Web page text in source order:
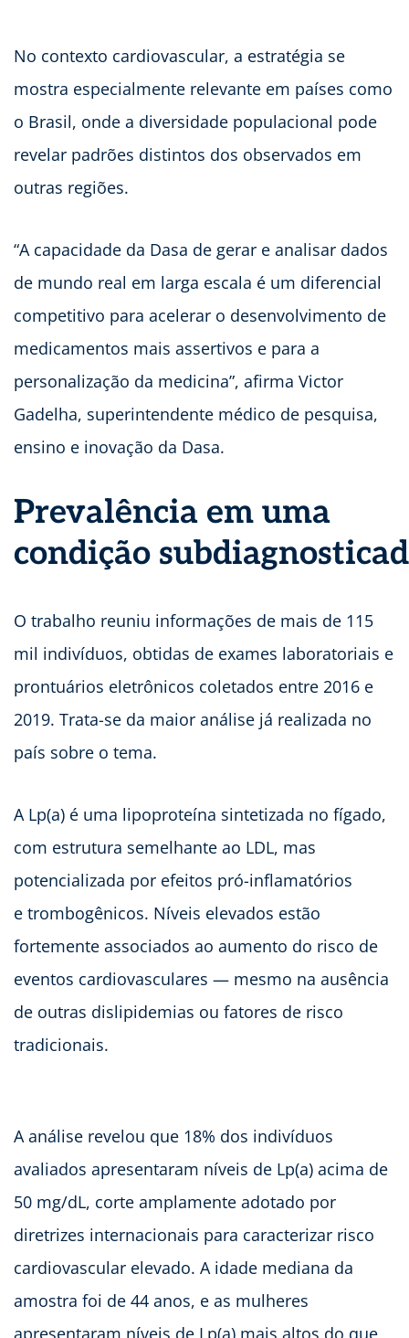
No contexto cardiovascular, a estratégia se
mostra especialmente relevante em países como
o Brasil, onde a diversidade populacional pode
revelar padrões distintos dos observados em
outras regiões.
“A capacidade da Dasa de gerar e analisar dados
de mundo real em larga escala é um diferencial
competitivo para acelerar o desenvolvimento de
medicamentos mais assertivos e para a
personalização da medicina”, afirma Victor
Gadelha, superintendente médico de pesquisa,
ensino e inovação da Dasa.
Prevalência em uma
condição
O trabalho reuniu informações de mais de 115
mil indivíduos, obtidas de exames laboratoriais e
prontuários eletrônicos coletados entre 2016 e
2019. Trata-se da maior análise já realizada no
país sobre o tema.
A Lp(a) é uma lipoproteína sintetizada no fígado,
com estrutura semelhante ao LDL, mas
potencializada por efeitos pró-inflamatórios
e trombogênicos. Níveis elevados estão
fortemente associados ao aumento do risco de
eventos cardiovasculares — mesmo na ausência
de outras dislipidemias ou fatores de risco
tradicionais.
A análise revelou que 18% dos indivíduos
avaliados apresentaram níveis de Lp(a) acima de
50 mg/dL, corte amplamente adotado por
diretrizes internacionais para caracterizar risco
cardiovascular elevado. A idade mediana da
amostra foi de 44 anos, e as mulheres
apresentaram níveis de Lp(a) mais altos do que